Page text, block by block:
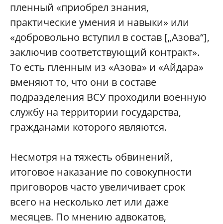
пленный «приобрел знания,
практические умения и навыки» или
«добровольно вступил в состав [„Азова“],
заключив соответствующий контракт».
То есть пленным из «Азова» и «Айдара»
вменяют то, что они в составе
подразделения ВСУ проходили военную
службу на территории государства,
гражданами которого являются.
Несмотря на тяжесть обвинений,
итоговое наказание по совокупности
приговоров часто увеличивает срок
всего на несколько лет или даже
месяцев. По мнению адвокатов,